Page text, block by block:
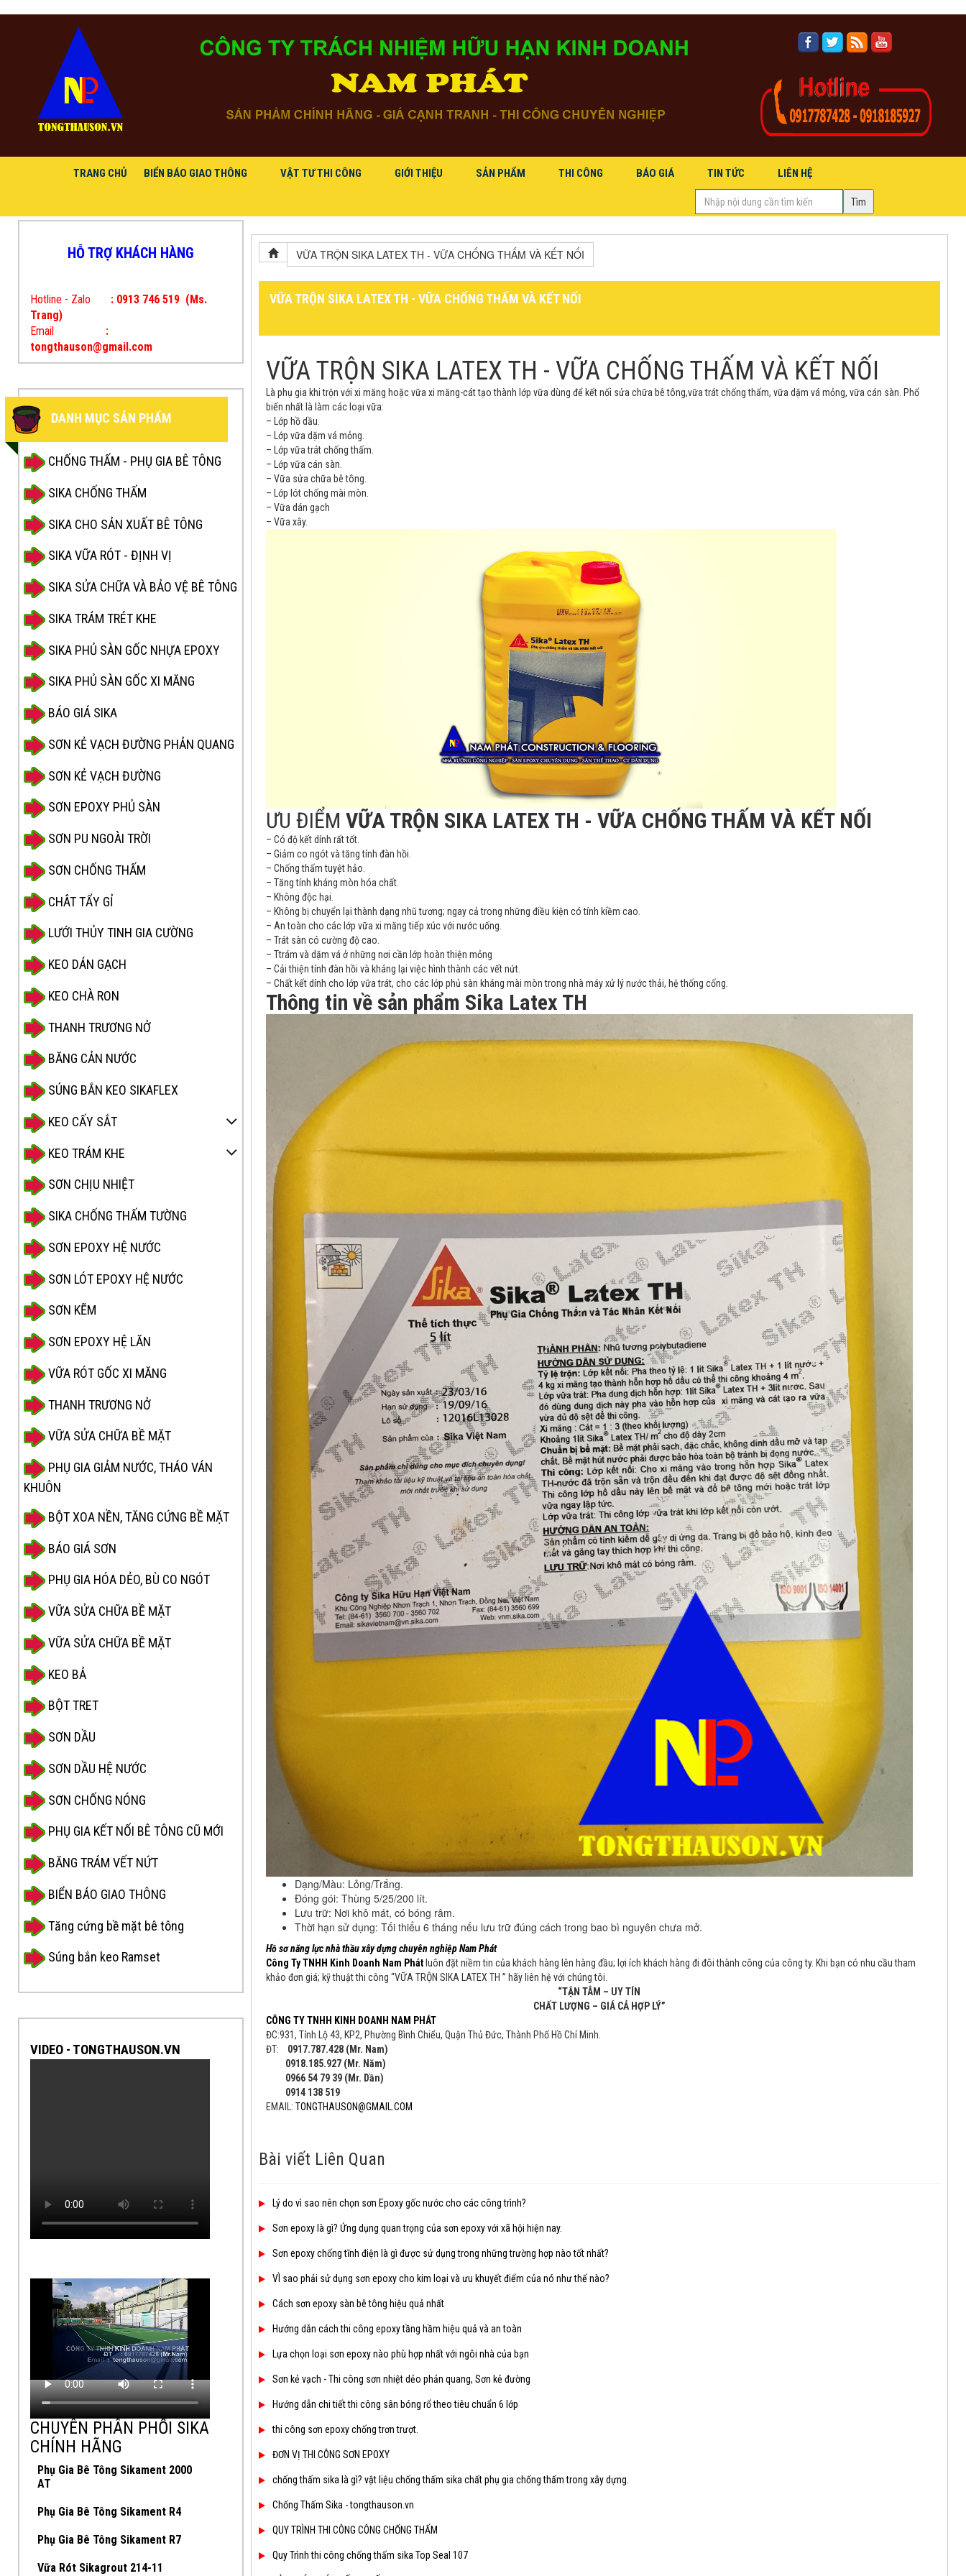
TRANG CHỦ BIỂN BÁO GIAO THÔNG VẬT TƯ THI CÔNG GIỚI THIỆU SẢN PHẨM THI CÔNG BÁO GIÁ TIN TỨC LIÊN HỆ
Hidden
HỖ TRỢ KHÁCH HÀNG
Hotline - Zalo : 0913 746 519 (Ms.
Trang)
Email :
tongthauson@gmail.com
DANH MỤC SẢN PHẨM
CHỐNG THẤM - PHỤ GIA BÊ TÔNG
SIKA CHỐNG THẤM
SIKA CHO SẢN XUẤT BÊ TÔNG
SIKA VỮA RÓT - ĐỊNH VỊ
SIKA SỬA CHỮA VÀ BẢO VỆ BÊ TÔNG
SIKA TRÁM TRÉT KHE
SIKA PHỦ SÀN GỐC NHỰA EPOXY
SIKA PHỦ SÀN GỐC XI MĂNG
BÁO GIÁ SIKA
SƠN KẺ VẠCH ĐƯỜNG PHẢN QUANG
SƠN KẺ VẠCH ĐƯỜNG
SƠN EPOXY PHỦ SÀN
SƠN PU NGOÀI TRỜI
SƠN CHỐNG THẤM
CHÂT TẨY GỈ
LƯỚI THỦY TINH GIA CƯỜNG
KEO DÁN GẠCH
KEO CHÀ RON
THANH TRƯƠNG NỞ
BĂNG CẢN NƯỚC
SÚNG BẮN KEO SIKAFLEX
KEO CẤY SẮT
KEO TRÁM KHE
SƠN CHỊU NHIỆT
SIKA CHỐNG THẤM TƯỜNG
SƠN EPOXY HỆ NƯỚC
SƠN LÓT EPOXY HỆ NƯỚC
SƠN KẼM
SƠN EPOXY HỆ LĂN
VỮA RÓT GỐC XI MĂNG
THANH TRƯƠNG NỞ
VỮA SỬA CHỮA BỀ MẶT
PHỤ GIA GIẢM NƯỚC, THÁO VÁN
KHUÔN
BỘT XOA NỀN, TĂNG CỨNG BỀ MẶT
BÁO GIÁ SƠN
PHỤ GIA HÓA DẺO, BÙ CO NGÓT
VỮA SỬA CHỮA BỀ MẶT
VỮA SỬA CHỮA BỀ MẶT
KEO BẢ
BỘT TRET
SƠN DẦU
SƠN DẦU HỆ NƯỚC
SƠN CHỐNG NÓNG
PHỤ GIA KẾT NỐI BÊ TÔNG CŨ MỚI
BĂNG TRÁM VẾT NỨT
BIỂN BÁO GIAO THÔNG
Tăng cứng bề mặt bê tông
Súng bắn keo Ramset
VIDEO - TONGTHAUSON.VN
CHUYÊN PHÂN PHỐI SIKA
CHÍNH HÃNG
Phụ Gia Bê Tông Sikament 2000
AT
Phụ Gia Bê Tông Sikament R4
Phụ Gia Bê Tông Sikament R7
Vữa Rót Sikagrout 214-11
VỮA TRỘN SIKA LATEX TH - VỮA CHỐNG THẤM VÀ KẾT NỐI
VỮA TRỘN SIKA LATEX TH - VỮA CHỐNG THẤM VÀ KẾT NỐI
VỮA TRỘN SIKA LATEX TH - VỮA CHỐNG THẤM VÀ KẾT NỐI
Là phụ gia khi trộn với xi măng hoặc vữa xi măng-cát tạo thành lớp vữa dùng để kết nối sửa chữa bê tông,vữa trát chống thấm, vữa dặm vá mỏng, vữa cán sàn. Phổ
biến nhất là làm các loại vữa:
– Lớp hồ dầu.
– Lớp vữa dặm vá mỏng.
– Lớp vữa trát chống thấm.
– Lớp vữa cán sàn.
– Vữa sửa chữa bê tông.
– Lớp lót chống mài mòn.
– Vữa dán gạch
– Vữa xây.
ƯU ĐIỂM VỮA TRỘN SIKA LATEX TH - VỮA CHỐNG THẤM VÀ KẾT NỐI
– Có độ kết dính rất tốt.
– Giảm co ngót và tăng tính đàn hồi.
– Chống thấm tuyệt hảo.
– Tăng tính kháng mòn hóa chất.
– Không độc hại.
– Không bị chuyển lại thành dạng nhũ tương; ngay cả trong những điều kiện có tính kiềm cao.
– An toàn cho các lớp vữa xi măng tiếp xúc với nước uống.
– Trát sàn có cường độ cao.
– Ttrám và dặm vá ở những nơi cần lớp hoàn thiện mỏng
– Cải thiện tính đàn hồi và kháng lại việc hình thành các vết nứt.
– Chất kết dính cho lớp vữa trát, cho các lớp phủ sàn kháng mài mòn trong nhà máy xử lý nước thải, hệ thống cống.
Thông tin về sản phẩm Sika Latex TH
Dạng/Màu: Lỏng/Trắng.
Đóng gói: Thùng 5/25/200 lít.
Lưu trữ: Nơi khô mát, có bóng râm.
Thời hạn sử dụng: Tối thiểu 6 tháng nếu lưu trữ đúng cách trong bao bì nguyên chưa mở.
Hồ sơ năng lực nhà thầu xây dựng chuyên nghiệp Nam Phát
Công Ty TNHH Kinh Doanh Nam Phátluôn đặt niềm tin của khách hàng lên hàng đầu; lợi ích khách hàng đi đôi thành công của công ty. Khi bạn có nhu cầu tham
khảo đơn giá; kỹ thuật thi công “VỮA TRỘN SIKA LATEX TH ” hãy liên hệ với chúng tôi.
“TẬN TÂM – UY TÍN
CHẤT LƯỢNG – GIÁ CẢ HỢP LÝ”
CÔNG TY TNHH KINH DOANH NAM PHÁT
ĐC:931, Tỉnh Lộ 43, KP2, Phường Bình Chiểu, Quận Thủ Đức, Thành Phố Hồ Chí Minh.
ĐT: 0917.787.428 (Mr. Nam)
0918.185.927 (Mr. Năm)
0966 54 79 39 (Mr. Dần)
0914 138 519
EMAIL: TONGTHAUSON@GMAIL.COM
Bài viết Liên Quan
Lý do vì sao nên chọn sơn Epoxy gốc nước cho các công trình?
Sơn epoxy là gì? Ứng dụng quan trọng của sơn epoxy với xã hội hiện nay.
Sơn epoxy chống tĩnh điện là gì được sử dụng trong những trường hợp nào tốt nhất?
VÌ sao phải sử dụng sơn epoxy cho kim loại và ưu khuyết điểm của nó như thế nào?
Cách sơn epoxy sàn bê tông hiệu quả nhất
Hướng dẫn cách thi công epoxy tầng hầm hiệu quả và an toàn
Lựa chọn loại sơn epoxy nào phù hợp nhất với ngôi nhà của bạn
Sơn kẻ vạch - Thi công sơn nhiệt dẻo phản quang, Sơn kẻ đường
Hướng dẫn chi tiết thi công sân bóng rổ theo tiêu chuẩn 6 lớp
thi công sơn epoxy chống trơn trượt.
ĐƠN VỊ THI CÔNG SƠN EPOXY
chống thấm sika là gì? vật liệu chống thấm sika chất phụ gia chống thấm trong xây dựng.
Chống Thấm Sika - tongthauson.vn
QUY TRÌNH THI CÔNG CÔNG CHỐNG THẤM
Quy Trình thi công chống thấm sika Top Seal 107